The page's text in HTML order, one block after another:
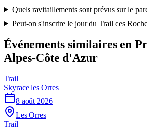
Quels ravitaillements sont prévus sur le
Peut-on s'inscrire le jour du Trail des
Événements similaires en
Alpes-Côte d'Azur
Trail
Skyrace les Orres
8 août 2026
Les Orres
Trail